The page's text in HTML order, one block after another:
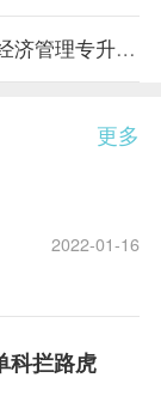
湖北自考【农学专升本】转入【农林经济管理专升本】专业课程顶替表
更多
2022-01-16
科拦路虎